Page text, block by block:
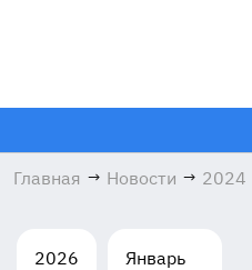
Главная → Новости → 2024
2026
Январь